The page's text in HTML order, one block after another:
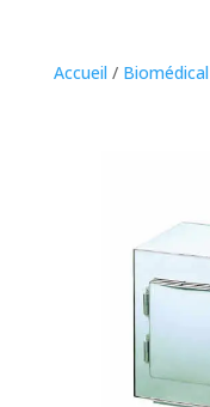
Accueil / Biomédical